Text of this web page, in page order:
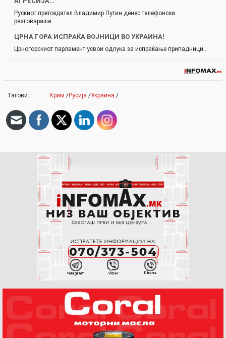
Рускиот претседател Владимир Путин денес телефонски
разговараше…
ЦРНА ГОРА ИСПРАЌА ВОЈНИЦИ ВО УКРАИНА!
Црногорскиот парламент усвои одлука за испраќање припадници…
Тагови: Крим /Русија /Украина /